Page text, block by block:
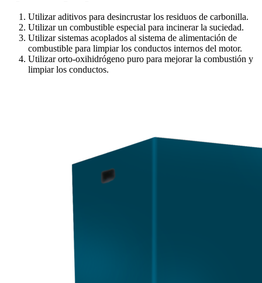
Utilizar aditivos para desincrustar los residuos de carbonilla.
Utilizar un combustible especial para incinerar la suciedad.
Utilizar sistemas acoplados al sistema de alimentación de
combustible para limpiar los conductos internos del motor.
Utilizar orto-oxihidrógeno puro para mejorar la combustión y
limpiar los conductos.